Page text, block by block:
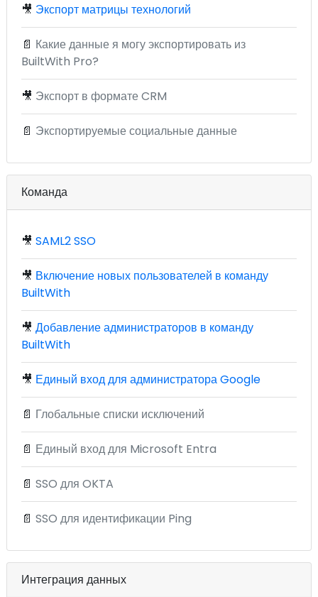
🎥 Экспорт матрицы технологий
📄 Какие данные я могу экспортировать из
BuiltWith Pro?
🎥 Экспорт в формате CRM
📄 Экспортируемые социальные данные
Команда
🎥 SAML2 SSO
🎥 Включение новых пользователей в команду
BuiltWith
🎥 Добавление администраторов в команду
BuiltWith
🎥 Единый вход для администратора Google
📄 Глобальные списки исключений
📄 Единый вход для Microsoft Entra
📄 SSO для OKTA
📄 SSO для идентификации Ping
Интеграция данных